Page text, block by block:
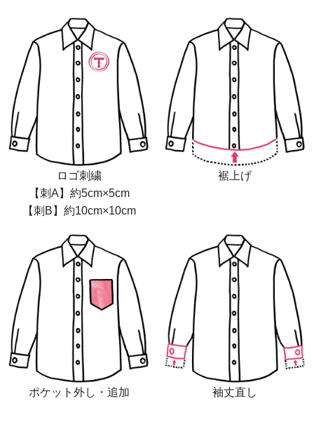
ロゴ刺繍
【刺A】約5cm×5cm
【刺B】約10cm×10cm
裾上げ
ポケット外し・追加 袖丈直し